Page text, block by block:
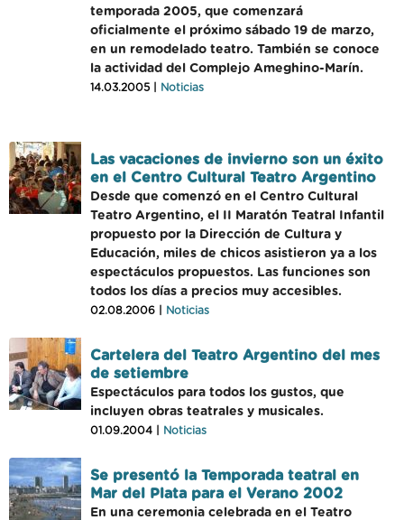
temporada 2005, que comenzará
oficialmente el próximo sábado 19 de marzo,
en un remodelado teatro. También se conoce
la actividad del Complejo Ameghino-Marín.
14.03.2005 | Noticias
Las vacaciones de invierno son un éxito
en el Centro Cultural Teatro Argentino
Desde que comenzó en el Centro Cultural
Teatro Argentino, el II Maratón Teatral Infantil
propuesto por la Dirección de Cultura y
Educación, miles de chicos asistieron ya a los
espectáculos propuestos. Las funciones son
todos los días a precios muy accesibles.
02.08.2006 | Noticias
Cartelera del Teatro Argentino del mes
de setiembre
Espectáculos para todos los gustos, que
incluyen obras teatrales y musicales.
01.09.2004 | Noticias
Se presentó la Temporada teatral en
Mar del Plata para el Verano 2002
En una ceremonia celebrada en el Teatro